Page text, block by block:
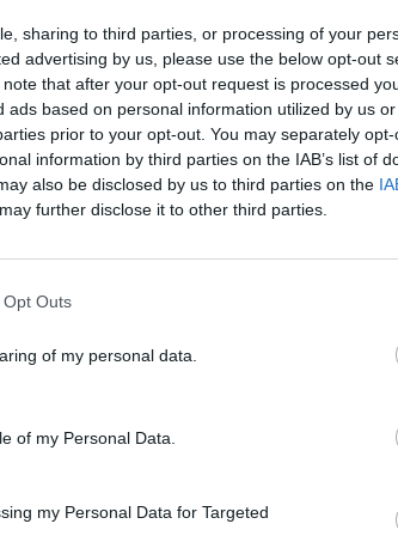
sharing to third parties, or processing of your
advertising by us, please use the below opt-out
that after your opt-out request is processed
ads based on personal information utilized by us
prior to your opt-out. You may separately
information by third parties on the IAB’s list of
also be disclosed by us to third parties on the
further disclose it to other third parties.
Outs
of my personal data.
of my Personal Data.
my Personal Data for Targeted
Cím:
Amor Del
Sopron
9400
Telefon:
Weboldal:
Bemutatkozás: A cég főtevékenysége minden
műtárgyak adás-vételével, bizományosi
szervezésével és lebonyolításával. A
felület is, mely által bárki számára lehetőség